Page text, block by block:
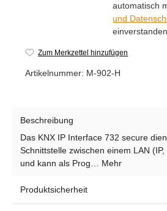
automatisch
und
einverstanden
Zum Merkzettel hinzufügen
Artikelnummer: M-902-H
Beschreibung
Das KNX IP Interface 732 secure
Schnittstelle zwischen einem LAN
und kann als Prog… Mehr
Produktsicherheit